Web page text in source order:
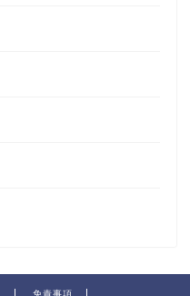
免責事項